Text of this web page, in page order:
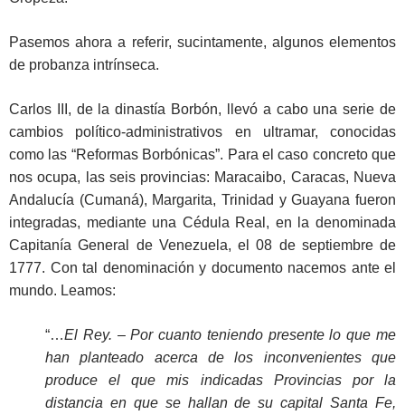
Pasemos ahora a referir, sucintamente, algunos elementos
de probanza intrínseca.
Carlos III, de la dinastía Borbón, llevó a cabo una serie de
cambios político-administrativos en ultramar, conocidas
como las “Reformas Borbónicas”. Para el caso concreto que
nos ocupa, las seis provincias: Maracaibo, Caracas, Nueva
Andalucía (Cumaná), Margarita, Trinidad y Guayana fueron
integradas, mediante una Cédula Real, en la denominada
Capitanía General de Venezuela, el 08 de septiembre de
1777. Con tal denominación y documento nacemos ante el
mundo. Leamos:
“…El Rey. – Por cuanto teniendo presente lo que me
han planteado acerca de los inconvenientes que
produce el que mis indicadas Provincias por la
distancia en que se hallan de su capital Santa Fe,